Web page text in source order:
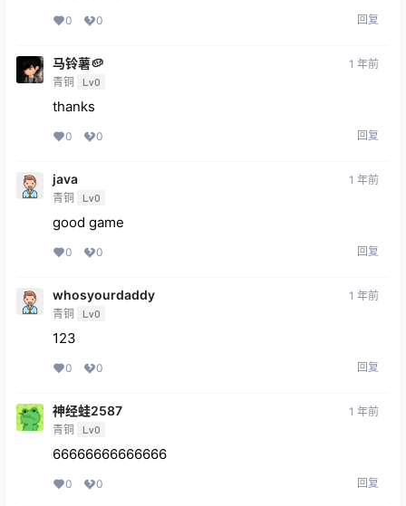
0 0 回复
马铃薯🥔
青铜 Lv0
1 年前
thanks
0 0 回复
java
青铜 Lv0
1 年前
good game
0 0 回复
whosyourdaddy
青铜 Lv0
1 年前
123
0 0 回复
神经蛙2587
青铜 Lv0
1 年前
66666666666666
0 0 回复